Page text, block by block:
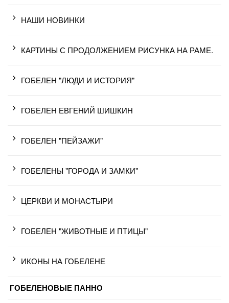
НАШИ НОВИНКИ
КАРТИНЫ С ПРОДОЛЖЕНИЕМ РИСУНКА НА РАМЕ.
ГОБЕЛЕН "ЛЮДИ И ИСТОРИЯ"
ГОБЕЛЕН ЕВГЕНИЙ ШИШКИН
ГОБЕЛЕН "ПЕЙЗАЖИ"
ГОБЕЛЕНЫ "ГОРОДА И ЗАМКИ"
ЦЕРКВИ И МОНАСТЫРИ
ГОБЕЛЕН "ЖИВОТНЫЕ И ПТИЦЫ"
ИКОНЫ НА ГОБЕЛЕНЕ
ГОБЕЛЕНОВЫЕ ПАННО